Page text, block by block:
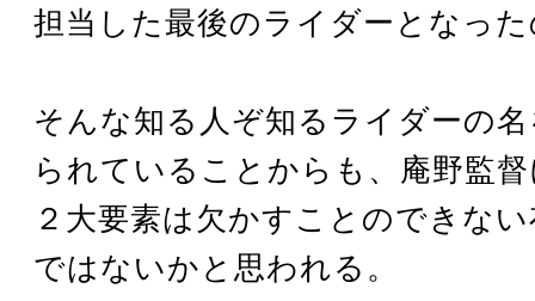
担当した最後のライダーとなっ
そんな知る人ぞ知るライダーの
られていることからも、庵野監
２大要素は欠かすことのできな
ではないかと思われる。